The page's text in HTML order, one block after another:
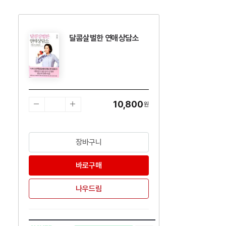
달콤살벌한 연애상담소
10,800원
장바구니
바로구매
나우드림